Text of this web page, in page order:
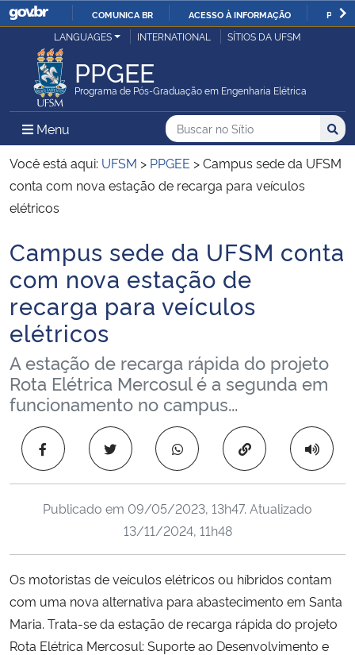
IR
COMUNICA BR ACESSO À INFORMAÇÃO
Ministério da Justiça e Segurança Pública
Ministério da Defesa
Ministério das Relações Exteriores
Ministério da Economia
Ministério da Infraestrutura
Ministério da Agricultura, Pecuária e Abastecimento
Ministério da Educação
Ministério da Cidadania
Ministério da Saúde
Ministério de Minas e Energia
Ministério do Meio Ambiente
Ministério do Turismo
Ministério do Desenvolvimento Regional
LANGUAGES INTERNATIONAL SÍTIOS DA UFSM
PPGEE
Programa de Pós-Graduação em Engenharia Elétrica
Menu Menu Principal do Sítio
Busca
Buscar no no Sítio
Busca:
Você está aqui: UFSM > PPGEE >Campus sede da UFSM
conta com nova estação de recarga para veículos
elétricos
Início do conteúdo
Campus sede da UFSM conta
com nova estação de
recarga para veículos
elétricos
A estação de recarga rápida do projeto
Rota Elétrica Mercosul é a segunda em
funcionamento no campus...
Copiar para área
Publicado em 09/05/2023, 13h47. Atualizado
13/11/2024, 11h48
Os motoristas de veículos elétricos ou híbridos contam
com uma nova alternativa para abastecimento em Santa
Maria. Trata-se da estação de recarga rápida do projeto
Rota Elétrica Mercosul: Suporte ao Desenvolvimento e